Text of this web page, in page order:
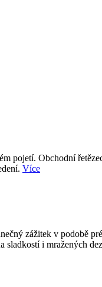
pojetí. Obchodní
Více
zážitek v podobě
i mražených